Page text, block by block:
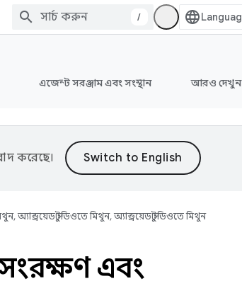
/
এজেন্ট সরঞ্জাম এবং সংস্থান আরও দেখুন
করেছে।
অ্যান্ড্রয়েড স্টুডিওতে মিথুন, অ্যান্ড্রয়েড স্টুডিওতে মিথুন
সংরক্ষণ এবং